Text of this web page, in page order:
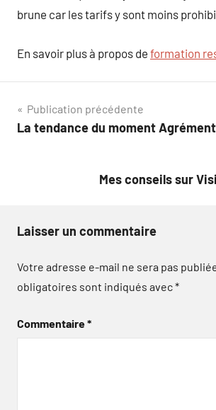
brune car les tarifs y sont moins
En savoir plus à propos de formation
Navigation
de
Publication précédente
La tendance du moment
Mes conseils sur
Laisser un commentaire
Votre adresse e-mail ne sera pas
obligatoires sont indiqués avec*
Commentaire*